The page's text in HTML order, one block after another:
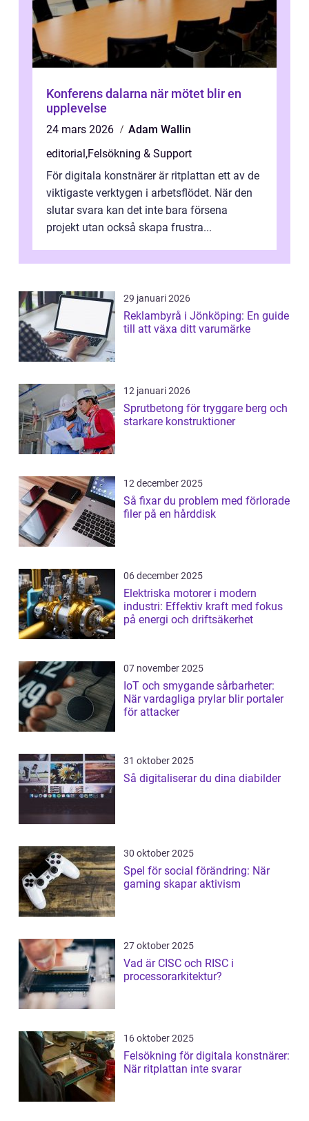
Konferens dalarna när mötet blir en
upplevelse
24 mars 2026
Adam Wallin
editorial,Felsökning & Support
För digitala konstnärer är ritplattan ett av de
viktigaste verktygen i arbetsflödet. När den
slutar svara kan det inte bara försena
projekt utan också skapa frustra...
29 januari 2026
Reklambyrå i Jönköping: En guide
till att växa ditt varumärke
12 januari 2026
Sprutbetong för tryggare berg och
starkare konstruktioner
12 december 2025
Så fixar du problem med förlorade
filer på en hårddisk
06 december 2025
Elektriska motorer i modern
industri: Effektiv kraft med fokus
på energi och driftsäkerhet
07 november 2025
IoT och smygande sårbarheter:
När vardagliga prylar blir portaler
för attacker
31 oktober 2025
Så digitaliserar du dina diabilder
30 oktober 2025
Spel för social förändring: När
gaming skapar aktivism
27 oktober 2025
Vad är CISC och RISC i
processorarkitektur?
16 oktober 2025
Felsökning för digitala konstnärer:
När ritplattan inte svarar